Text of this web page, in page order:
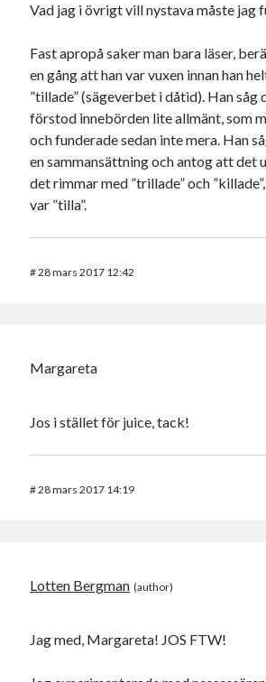
Vad jag i övrigt vill nystava måste jag
Fast apropå saker man bara läser,
en gång att han var vuxen innan han
”tillade” (sägeverbet i dåtid). Han såg
förstod innebörden lite allmänt, som
och funderade sedan inte mera. Han
en sammansättning och antog att det
det rimmar med ”trillade” och
var ”tilla”.
#28 mars 2017 12:42
Margareta
Jos i stället för juice, tack!
#28 mars 2017 14:19
Lotten Bergman
Jag med, Margareta! JOS FTW!